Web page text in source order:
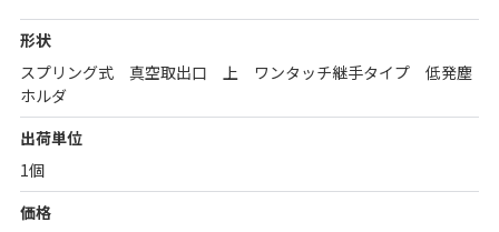
形状
スプリング式 真空取出口 上 ワンタッチ継手タイプ 低発塵
ホルダ
出荷単位
1個
価格